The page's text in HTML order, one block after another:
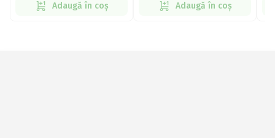
Adaugă în coș Adaugă în coș